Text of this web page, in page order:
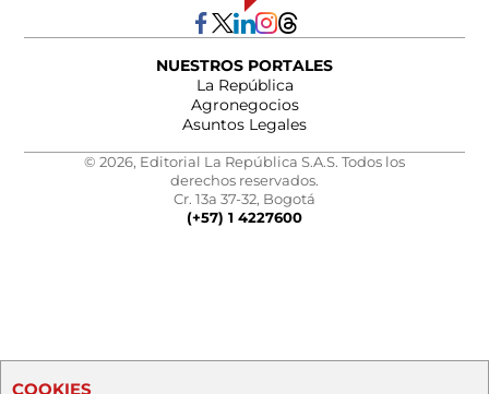
NUESTROS PORTALES
La República
Agronegocios
Asuntos Legales
© 2026, Editorial La República S.A.S. Todos los
derechos reservados.
Cr. 13a 37-32, Bogotá
(+57) 1 4227600
COOKIES